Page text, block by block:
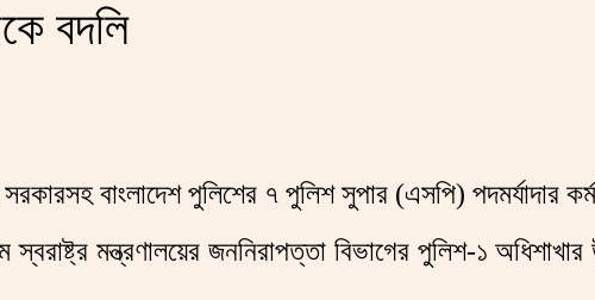
বদলি
বাংলাদেশ পুলিশের ৭ পুলিশ সুপার (এসপি) পদমর্যাদার
মন্ত্রণালয়ের জননিরাপত্তা বিভাগের পুলিশ-১